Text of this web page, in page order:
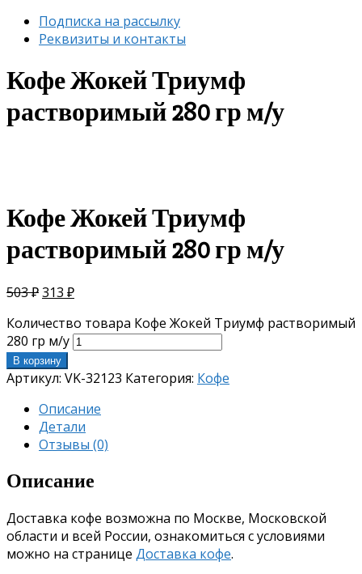
Подписка на рассылку
Реквизиты и контакты
Кофе Жокей Триумф
растворимый 280 гр м/у
Кофе Жокей Триумф
растворимый 280 гр м/у
503₽313 ₽
Количество товара Кофе Жокей Триумф растворимый
280 гр м/у
В корзину
Артикул: VK-32123 Категория: Кофе
Описание
Детали
Отзывы (0)
Описание
Доставка кофе возможна по Москве, Московской
области и всей России, ознакомиться с условиями
можно на странице Доставка кофе.